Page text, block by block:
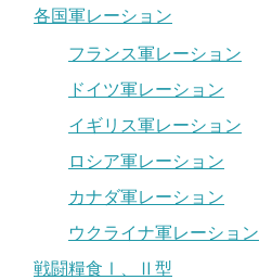
各国軍レーション
フランス軍レーション
ドイツ軍レーション
イギリス軍レーション
ロシア軍レーション
カナダ軍レーション
ウクライナ軍レーション
戦闘糧食Ⅰ、Ⅱ型